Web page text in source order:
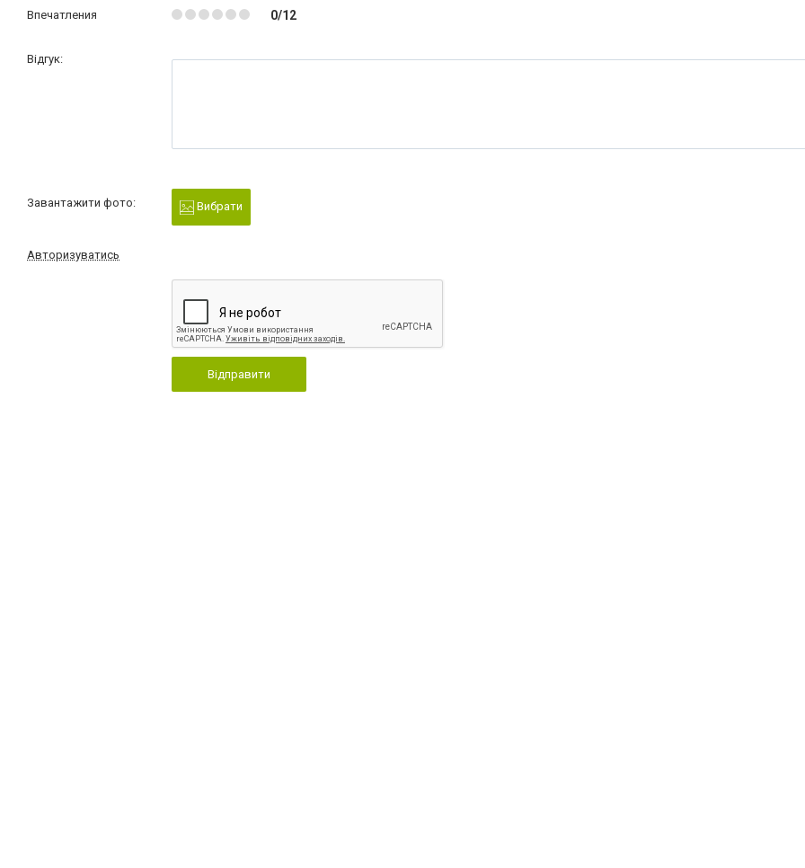
Впечатления 0/12
Відгук:
Завантажити фото: Вибрати
Авторизуватись
Відправити